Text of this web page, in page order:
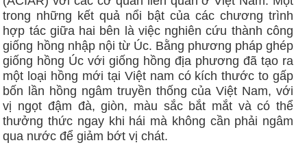
trong những kết quả nổi bật của các chương trình
hợp tác giữa hai bên là việc nghiên cứu thành công
giống hồng nhập nội từ Úc. Bằng phương pháp ghép
giống hồng Úc với giống hồng địa phương đã tạo ra
một loại hồng mới tại Việt nam có kích thước to gấp
bốn lần hồng ngâm truyền thống của Việt Nam, với
vị ngọt đậm đà, giòn, màu sắc bắt mắt và có thể
thưởng thức ngay khi hái mà không cần phải ngâm
qua nước để giảm bớt vị chát.